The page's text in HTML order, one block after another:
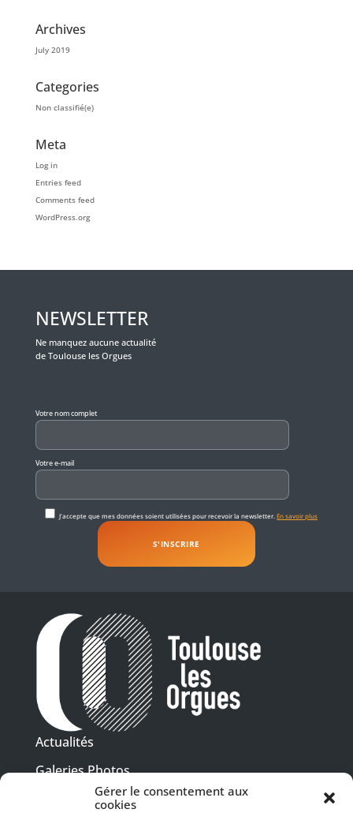
Gérer le consentement aux
cookies
Archives
July 2019
Categories
Non classifié(e)
Meta
Log in
Entries feed
Comments feed
WordPress.org
NEWSLETTER
Ne manquez aucune actualité
de Toulouse les Orgues
Votre nom complet
Votre e-mail
J'accepte que mes données soient utilisées pour recevoir la newsletter.En savoir plus
Actualités
Galeries Photos
Vidéothèque